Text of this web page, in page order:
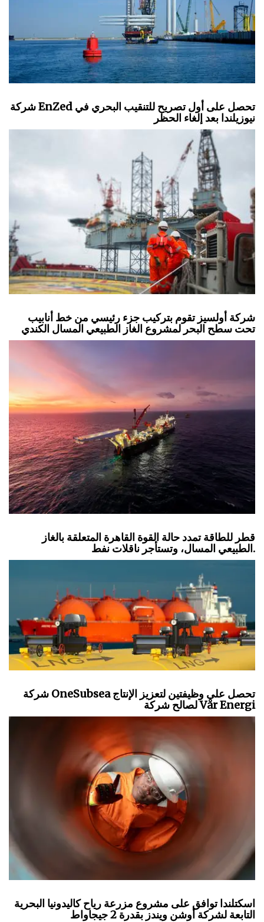
شركة EnZed تحصل على أول تصريح للتنقيب البحري في
نيوزيلندا بعد إلغاء الحظر
شركة أولسيز تقوم بتركيب جزء رئيسي من خط أنابيب
تحت سطح البحر لمشروع الغاز الطبيعي المسال الكندي
قطر للطاقة تمدد حالة القوة القاهرة المتعلقة بالغاز
الطبيعي المسال، وتستأجر ناقلات نفط.
شركة OneSubsea تحصل على وظيفتين لتعزيز الإنتاج
لصالح شركة Vår Energi
اسكتلندا توافق على مشروع مزرعة رياح كاليدونيا البحرية
التابعة لشركة أوشن ويندز بقدرة 2 جيجاواط